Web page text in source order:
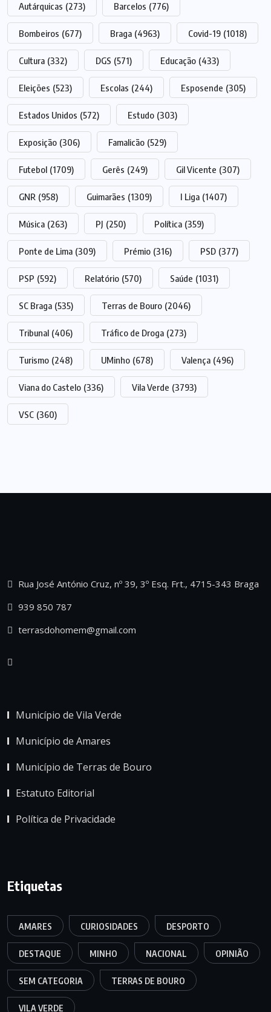
Autárquicas (273) Barcelos (776)
Bombeiros (677) Braga (4963) Covid-19 (1018)
Cultura (332) DGS (571) Educação (433)
Eleições (523) Escolas (244) Esposende (305)
Estados Unidos (572) Estudo (303)
Exposição (306) Famalicão (529)
Futebol (1709) Gerês (249) Gil Vicente (307)
GNR (958) Guimarães (1309) I Liga (1407)
Música (263) PJ (250) Política (359)
Ponte de Lima (309) Prémio (316) PSD (377)
PSP (592) Relatório (570) Saúde (1031)
SC Braga (535) Terras de Bouro (2046)
Tribunal (406) Tráfico de Droga (273)
Turismo (248) UMinho (678) Valença (496)
Viana do Castelo (336) Vila Verde (3793)
VSC (360)
Rua José António Cruz, nº 39, 3º Esq. Frt., 4715-343 Braga
939 850 787
terrasdohomem@gmail.com
Município de Vila Verde
Município de Amares
Município de Terras de Bouro
Estatuto Editorial
Política de Privacidade
Etiquetas
AMARES CURIOSIDADES DESPORTO
DESTAQUE MINHO NACIONAL OPINIÃO
SEM CATEGORIA TERRAS DE BOURO
VILA VERDE